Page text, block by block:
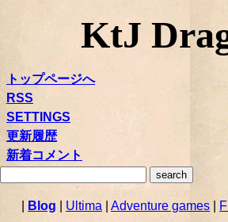
KtJ
トップページへ
RSS
SETTINGS
更新履歴
新着コメント
Blog Ultima Adventure games